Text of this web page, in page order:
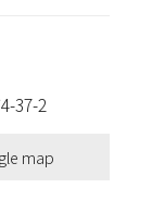
4-37-2
map